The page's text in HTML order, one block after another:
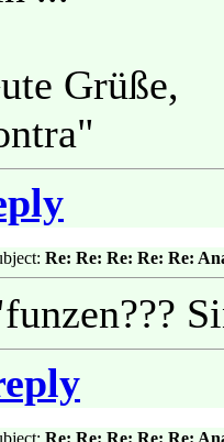
Grüße,
Re: Re: Re: Re: Re:
Re: Re: Re: Re: Re: